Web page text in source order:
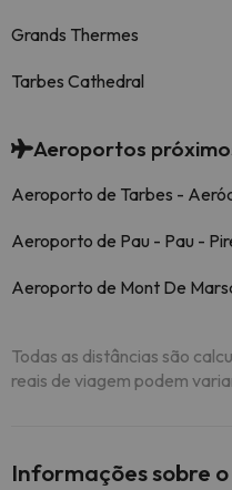
Grands Thermes
Tarbes Cathedral
Aeroportos
Aeroporto de Tarbes -
Aeroporto de Pau - Pau -
Aeroporto de Mont De
Todas as distâncias são
reais de viagem podem
Informações sobre